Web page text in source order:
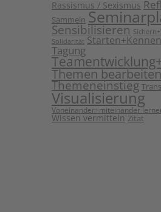
Rassismus / Sexismus
Sammeln
Sensibilisieren
Solidarität
Tagung
Themen bearbeiten
Themeneinstieg
Visualisierung
Voneinander+miteinander
Wissen vermitteln Zitat